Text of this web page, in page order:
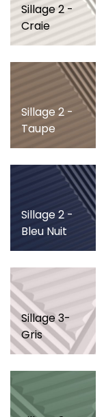
Sillage 2 -
Craie
Sillage 2 -
Taupe
Sillage 2 -
Bleu Nuit
Sillage 3-
Gris